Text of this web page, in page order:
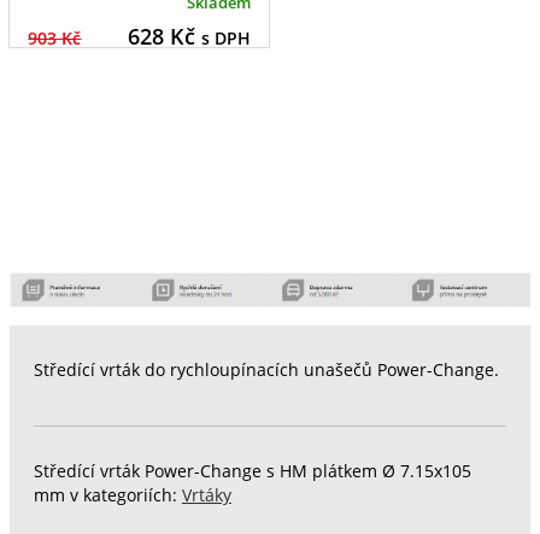
903 Kč 628Kč s DPH
Středící vrták do rychloupínacích unašečů Power-Change.
Středící vrták Power-Change s HM plátkem Ø 7.15x105
mm v kategoriích: Vrtáky